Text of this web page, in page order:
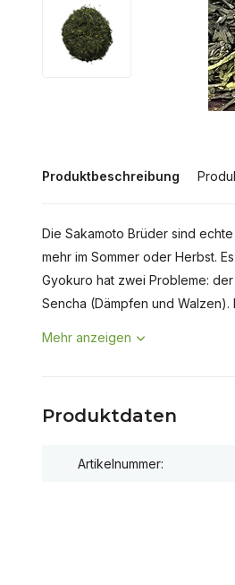
Produktbeschreibung
Die Sakamoto Brüder sind
mehr im Sommer oder Herbst.
Gyokuro hat zwei Probleme:
Sencha (Dämpfen und Walzen).
Mehr anzeigen
Produktdaten
Artikelnummer: